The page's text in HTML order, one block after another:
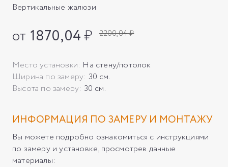
Вертикальные жалюзи
от 1870,04₽ 2200,04 ₽
Место установки: На стену/потолок
Ширина по замеру: 30 см.
Высота по замеру: 30 см.
ИНФОРМАЦИЯ ПО ЗАМЕРУ И МОНТАЖУ
Вы можете подробно ознакомиться с инструкциями
по замеру и установке, просмотрев данные
материалы: